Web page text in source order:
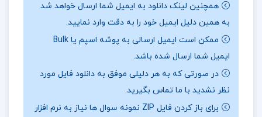
و عدالت نیز ممکن است قربانی شوند.جهت خرید فایل
های بیشتر
پروژه کده را دنبال کنید.
درباره نویسنده کتاب ظلمت در نیمروز اسدالله امرایی :
اولاً، سبک نوشتاری امرایی عمیق و تأثیرگذار است. او
همچنین لینک دانلود به ایمیل شما ارسال خواهد شد
به همین دلیل ایمیل خود را به دقت وارد نمایید.
ممکن است ایمیل ارسالی به پوشه اسپم یا Bulk
ایمیل شما ارسال شده باشد.
در صورتی که به هر دلیلی موفق به دانلود فایل مورد
نظر نشدید با ما تماس بگیرید.
برای باز کردن فایل ZIP نمونه سوال ها نیاز به نرم افزار